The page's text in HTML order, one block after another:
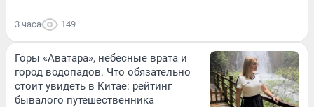
3 часа 149
Горы «Аватара», небесные врата и
город водопадов. Что обязательно
стоит увидеть в Китае: рейтинг
бывалого путешественника